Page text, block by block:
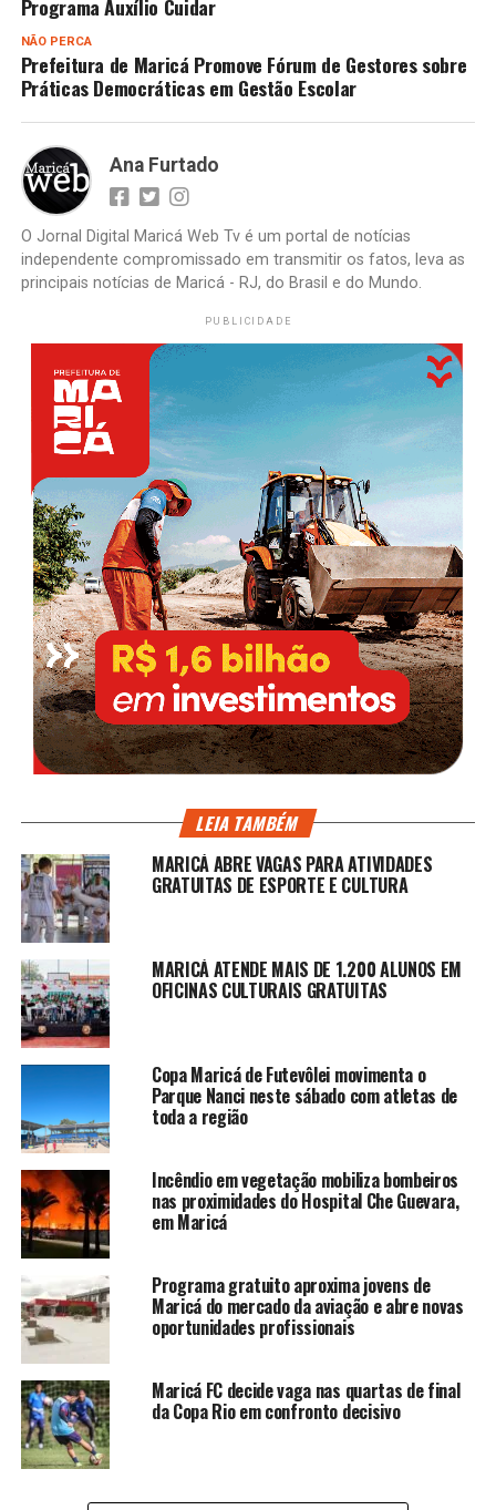
Programa Auxílio Cuidar
NÃO PERCA
Prefeitura de Maricá Promove Fórum de Gestores sobre
Práticas Democráticas em Gestão Escolar
Ana Furtado
O Jornal Digital Maricá Web Tv é um portal de notícias
independente compromissado em transmitir os fatos, leva as
principais notícias de Maricá - RJ, do Brasil e do Mundo.
PUBLICIDADE
LEIA TAMBÉM
MARICÁ ABRE VAGAS PARA ATIVIDADES
GRATUITAS DE ESPORTE E CULTURA
MARICÁ ATENDE MAIS DE 1.200 ALUNOS EM
OFICINAS CULTURAIS GRATUITAS
Copa Maricá de Futevôlei movimenta o
Parque Nanci neste sábado com atletas de
toda a região
Incêndio em vegetação mobiliza bombeiros
nas proximidades do Hospital Che Guevara,
em Maricá
Programa gratuito aproxima jovens de
Maricá do mercado da aviação e abre novas
oportunidades profissionais
Maricá FC decide vaga nas quartas de final
da Copa Rio em confronto decisivo